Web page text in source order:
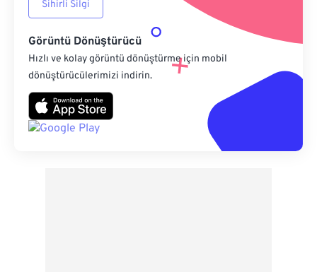
Sihirli Silgi
Görüntü Dönüştürücü
Hızlı ve kolay görüntü dönüştürme için mobil
dönüştürücülerimizi indirin.